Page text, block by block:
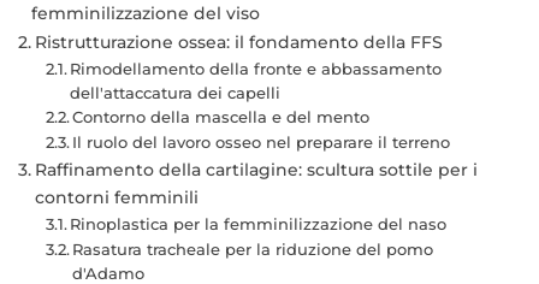
femminilizzazione del viso
Ristrutturazione ossea: il fondamento della FFS
Rimodellamento della fronte e abbassamento
dell'attaccatura dei capelli
Contorno della mascella e del mento
Il ruolo del lavoro osseo nel preparare il terreno
Raffinamento della cartilagine: scultura sottile per i
contorni femminili
Rinoplastica per la femminilizzazione del naso
Rasatura tracheale per la riduzione del pomo
d'Adamo